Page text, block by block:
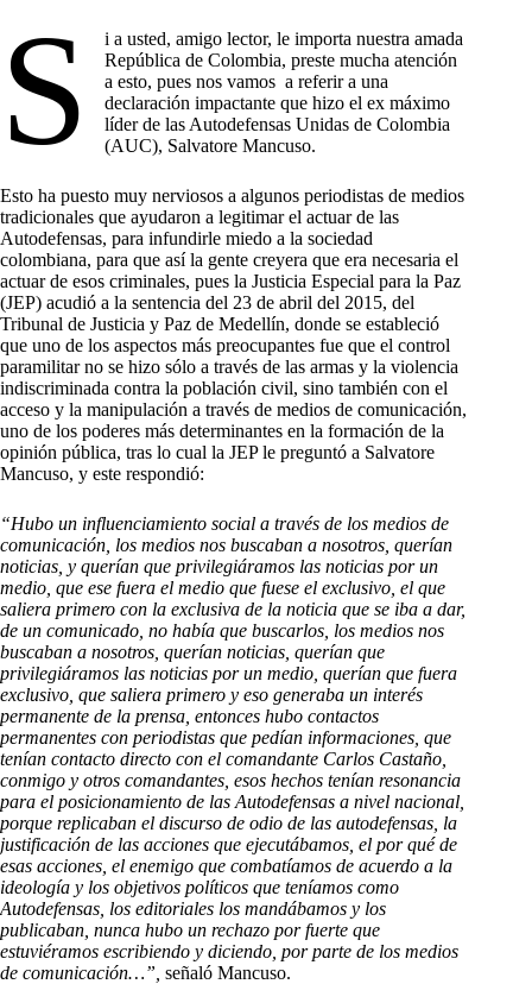
S
i a usted, amigo lector, le importa nuestra amada
República de Colombia, preste mucha atención
a esto, pues nos vamos a referir a una
declaración impactante que hizo el ex máximo
líder de las Autodefensas Unidas de Colombia
(AUC), Salvatore Mancuso.
Esto ha puesto muy nerviosos a algunos periodistas de medios
tradicionales que ayudaron a legitimar el actuar de las
Autodefensas, para infundirle miedo a la sociedad
colombiana, para que así la gente creyera que era necesaria el
actuar de esos criminales, pues la Justicia Especial para la Paz
(JEP) acudió a la sentencia del 23 de abril del 2015, del
Tribunal de Justicia y Paz de Medellín, donde se estableció
que uno de los aspectos más preocupantes fue que el control
paramilitar no se hizo sólo a través de las armas y la violencia
indiscriminada contra la población civil, sino también con el
acceso y la manipulación a través de medios de comunicación,
uno de los poderes más determinantes en la formación de la
opinión pública, tras lo cual la JEP le preguntó a Salvatore
Mancuso, y este respondió:
“Hubo un influenciamiento social a través de los medios de
comunicación, los medios nos buscaban a nosotros, querían
noticias, y querían que privilegiáramos las noticias por un
medio, que ese fuera el medio que fuese el exclusivo, el que
saliera primero con la exclusiva de la noticia que se iba a dar,
de un comunicado, no había que buscarlos, los medios nos
buscaban a nosotros, querían noticias, querían que
privilegiáramos las noticias por un medio, querían que fuera
exclusivo, que saliera primero y eso generaba un interés
permanente de la prensa, entonces hubo contactos
permanentes con periodistas que pedían informaciones, que
tenían contacto directo con el comandante Carlos Castaño,
conmigo y otros comandantes, esos hechos tenían resonancia
para el posicionamiento de las Autodefensas a nivel nacional,
porque replicaban el discurso de odio de las autodefensas, la
justificación de las acciones que ejecutábamos, el por qué de
esas acciones, el enemigo que combatíamos de acuerdo a la
ideología y los objetivos políticos que teníamos como
Autodefensas, los editoriales los mandábamos y los
publicaban, nunca hubo un rechazo por fuerte que
estuviéramos escribiendo y diciendo, por parte de los medios
de comunicación…”, señaló Mancuso.